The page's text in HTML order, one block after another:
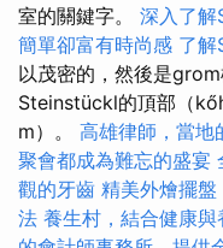
室的關鍵字。 深入了解
簡單卻富有時尚感 了解
以茂密的，然後是
Steinstückl的頂部（
m）。 高雄律師，當地
聚會都成為難忘的盛宴
觀的牙齒 精美外燴擺
法 養生村，結合健康